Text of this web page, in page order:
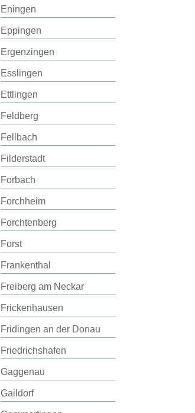
Eningen
Eppingen
Ergenzingen
Esslingen
Ettlingen
Feldberg
Fellbach
Filderstadt
Forbach
Forchheim
Forchtenberg
Forst
Frankenthal
Freiberg am Neckar
Frickenhausen
Fridingen an der Donau
Friedrichshafen
Gaggenau
Gaildorf